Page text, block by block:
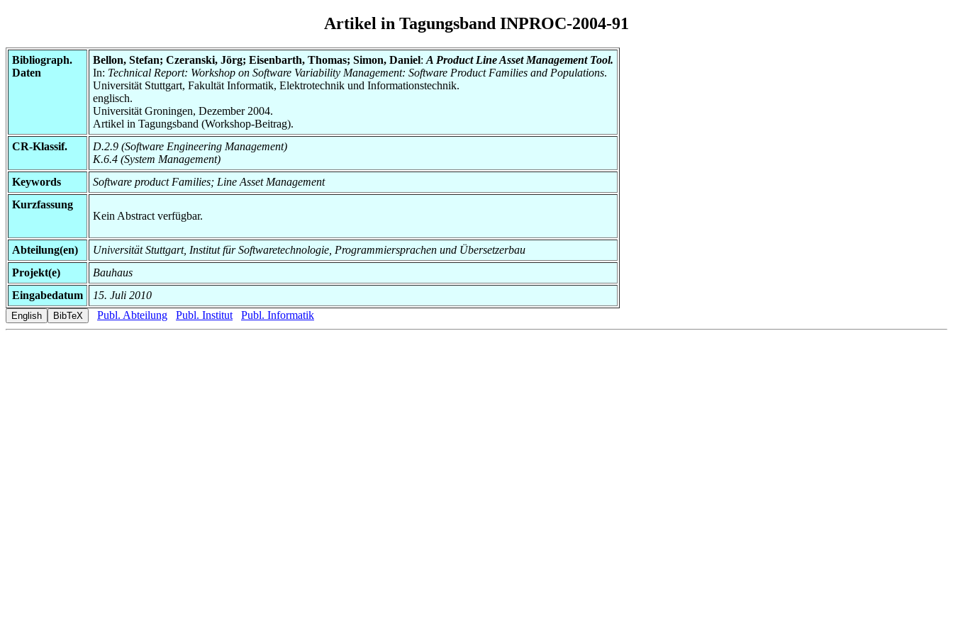
Artikel in Tagungsband INPROC-2004-91
Bibliograph.
Daten
Bellon, Stefan; Czeranski, Jörg; Eisenbarth, Thomas; Simon, Daniel: A Product Line Asset Management Tool.
In: Technical Report: Workshop on Software Variability Management: Software Product Families and Populations.
Universität Stuttgart, Fakultät Informatik, Elektrotechnik und Informationstechnik.
englisch.
Universität Groningen, Dezember 2004.
Artikel in Tagungsband (Workshop-Beitrag).
CR-Klassif.
D.2.9 (Software Engineering Management)
K.6.4 (System Management)
Keywords
Software product Families; Line Asset Management
Kurzfassung
Kein Abstract verfügbar.
Abteilung(en)
Universität Stuttgart, Institut für Softwaretechnologie, Programmiersprachen und Übersetzerbau
Projekt(e)
Bauhaus
Eingabedatum
15. Juli 2010
Publ. Abteilung
Publ. Institut Publ. Informatik